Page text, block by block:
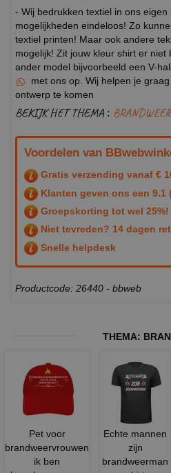
- Wij bedrukken textiel in ons
mogelijkheden eindeloos! Zo
textiel printen! Maar ook andere
mogelijk! Zit jouw kleur shirt er niet
ander model bijvoorbeeld een V-
met ons op. Wij helpen je
ontwerp te komen
BEKIJK HET THEMA : BRANDWEER
Voordelen van
Gratis verzending vanaf €
Klanten geven ons een 9.1
Groepskorting tot wel 25%!
Niet tevreden? 14 dagen
Snelle helpdesk
Productcode: 26440 - bbweb
THEMA:
Pet voor
brandweervrouwen
ik ben
Echte mannen
zijn
brandweerman